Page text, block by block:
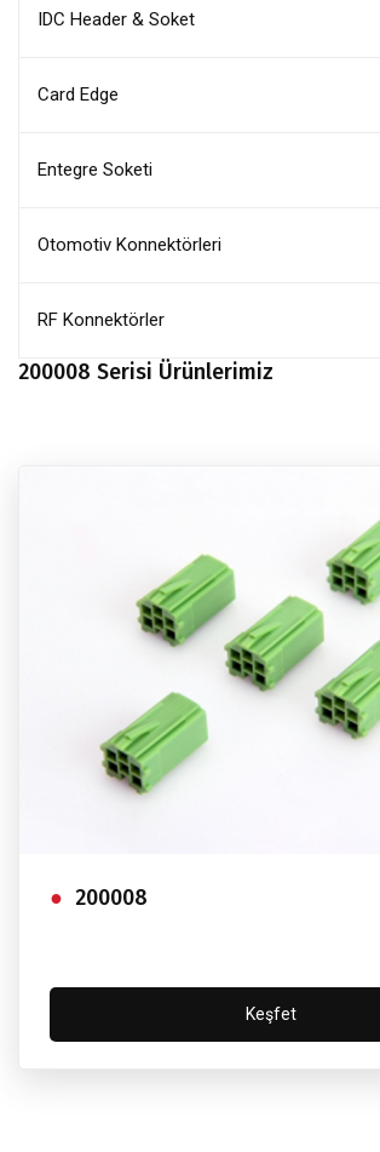
IDC Header & Soket
Card Edge
Entegre Soketi
Otomotiv Konnektörleri
RF Konnektörler
200008 Serisi Ürünlerimiz
200008
Keşfet